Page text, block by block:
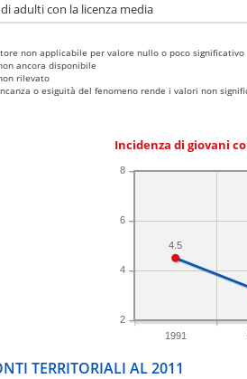
adulti con la licenza media
non applicabile per valore nullo o poco
ancora disponibile
rilevato
o esiguità del fenomeno rende i valori non
Incidenza di giovani
1991
2
4
6
8
4.5
TERRITORIALI AL 2011